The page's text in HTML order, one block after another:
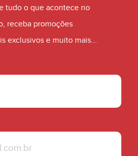
A CORREÇÃO SERÁ
INCC-M, OU CADERNETA DE
DE 0,5% MENSAIS).
tudo o que acontece no
receba promoções
exclusivos e muito mais...